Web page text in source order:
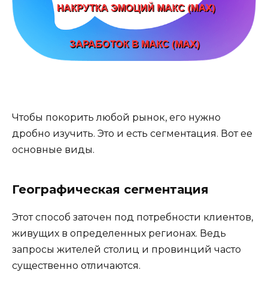
Чтобы покорить любой рынок, его нужно
дробно изучить. Это и есть сегментация. Вот ее
основные виды.
Географическая сегментация
Этот способ заточен под потребности клиентов,
живущих в определенных регионах. Ведь
запросы жителей столиц и провинций часто
существенно отличаются.